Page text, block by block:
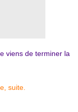
viens de terminer la